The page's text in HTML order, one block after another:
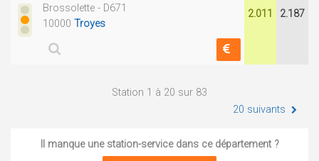
Brossolette - D671
10000 Troyes
2.011 2.187
Station 1 à 20 sur 83
20 suivants
Il manque une station-service dans ce département ?